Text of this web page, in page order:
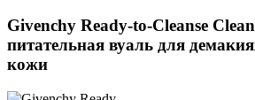
Givenchy Ready-to-Cleanse
питательная вуаль для
кожи